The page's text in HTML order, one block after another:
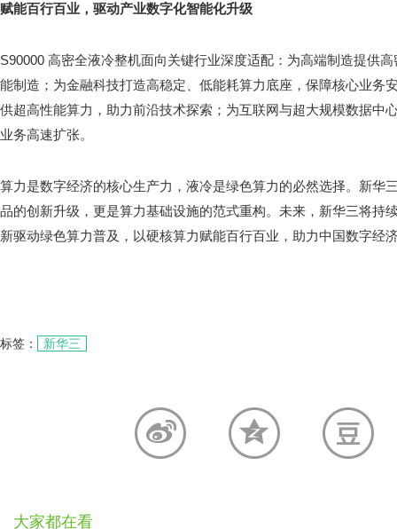
赋能百行百业，驱动产业数字化智能化升级
S90000 高密全液冷整机面向关键行业深度适配：为高端制造提供
能制造；为金融科技打造高稳定、低能耗算力底座，保障核心业务
供超高性能算力，助力前沿技术探索；为互联网与超大规模数据中
业务高速扩张。
算力是数字经济的核心生产力，液冷是绿色算力的必然选择。新华
品的创新升级，更是算力基础设施的范式重构。未来，新华三将持
新驱动绿色算力普及，以硬核算力赋能百行百业，助力中国数字经
标签： 新华三
大家都在看